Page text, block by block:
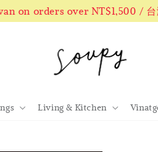
on orders over NT$1,500 / 台
Living & Kitchen